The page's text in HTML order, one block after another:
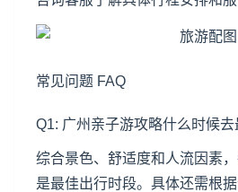
常见问题 FAQ
Q1: 广州亲子游攻略什么时候去
综合景色、舒适度和人流因素
是最佳出行时段。具体还需根